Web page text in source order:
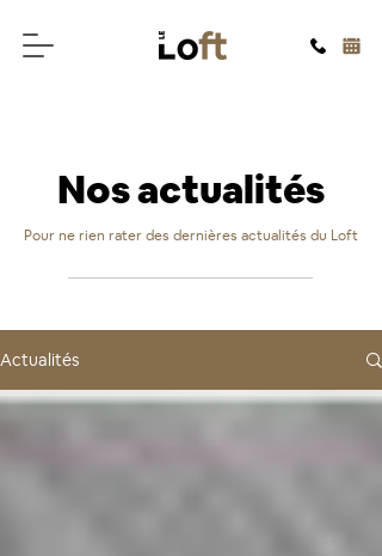
Nos actualités
Pour ne rien rater des dernières actualités du Loft
Actualités